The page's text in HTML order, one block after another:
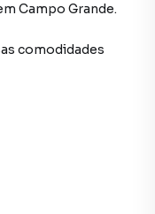
Campo Grande.
comodidades